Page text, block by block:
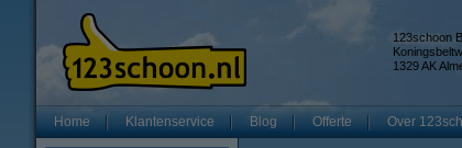
123schoon
1329 AK
Home Klantenservice Blog Offerte Over